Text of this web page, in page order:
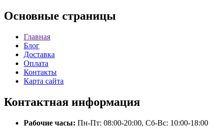
Основные страницы
Главная
Блог
Доставка
Оплата
Контакты
Карта сайта
Контактная информация
Рабочие часы: Пн-Пт: 08:00-20:00, Сб-Вс: 10:00-18:00